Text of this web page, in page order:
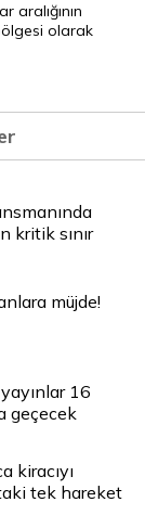
aralığının
olarak
kritik sınır
müjde!
16
geçecek
kiracıyı
tek hareket